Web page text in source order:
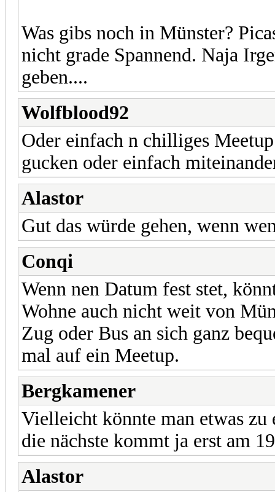
Was gibs noch in Münster?
nicht grade Spannend. Naja
geben....
Wolfblood92
Oder einfach n chilliges
gucken oder einfach
Alastor
Gut das würde gehen, wenn
Conqi
Wenn nen Datum fest stet,
Wohne auch nicht weit von
Zug oder Bus an sich ganz
mal auf ein Meetup.
Bergkamener
Vielleicht könnte man etwas zu
die nächste kommt ja erst am
Alastor